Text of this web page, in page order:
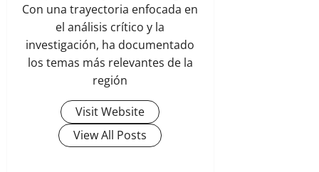
Con una trayectoria enfocada en
el análisis crítico y la
investigación, ha documentado
los temas más relevantes de la
región
Visit Website
View All Posts